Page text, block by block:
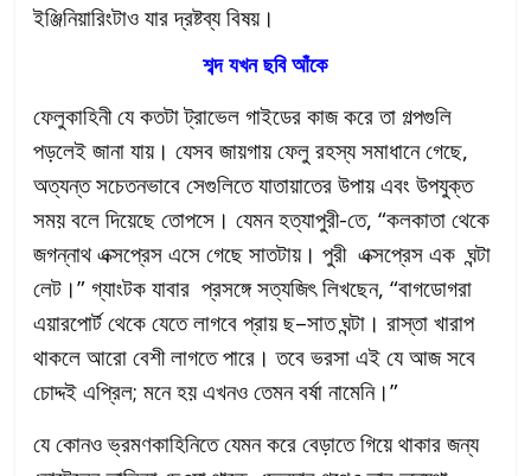
ইঞ্জিনিয়ারিংটাও যার দ্রষ্টব্য বিষয়।
শব্দ যখন ছবি আঁকে
ফেলুকাহিনী যে কতটা ট্রাভেল গাইডের কাজ করে তা গল্পগুলি
পড়লেই জানা যায়। যেসব জায়গায় ফেলু রহস্য সমাধানে গেছে,
অত্যন্ত সচেতনভাবে সেগুলিতে যাতায়াতের উপায় এবং উপযুক্ত
সময় বলে দিয়েছে তোপসে। যেমন হত্যাপুরী-তে, “কলকাতা থেকে
জগন্নাথ এক্সপ্রেস এসে গেছে সাতটায়। পুরী এক্সপ্রেস এক ঘন্টা
লেট।” গ্যাংটক যাবার প্রসঙ্গে সত্যজিৎ লিখছেন, “বাগডোগরা
এয়ারপোর্ট থেকে যেতে লাগবে প্রায় ছ–সাত ঘন্টা। রাস্তা খারাপ
থাকলে আরো বেশী লাগতে পারে। তবে ভরসা এই যে আজ সবে
চোদ্দই এপ্রিল; মনে হয় এখনও তেমন বর্ষা নামেনি।”
যে কোনও ভ্রমণকাহিনিতে যেমন করে বেড়াতে গিয়ে থাকার জন্য